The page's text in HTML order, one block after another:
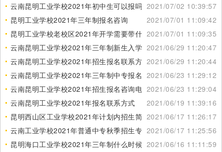
云南昆明工业学校2021年初中生可以报吗 2021/07/02 10:39:57
昆明工业学校2021年三年制报名咨询
2021/07/01 11:09:42
昆明工业学校老校区2021年开学需要带什么2021/07/01 11:09:35
云南昆明工业学校2021年三年制新生入学须知2021/06/29 11:20:47
云南昆明工业学校2021年招生报名联系方式2021/06/29 11:20:44
云南昆明工业学校2021年三年制中专报名流程2021/06/23 11:29:12
云南昆明工业学校2021年招生报名咨询电话2021/06/23 11:29:04
云南昆明工业学校2021年报名联系方式
2021/06/19 11:39:16
昆明西山区工业学校2021年计划内招生简章2021/06/17 11:26:17
云南工业学校2021年普通中专秋季招生专业2021/06/17 11:25:56
昆明海口工业学校2021年三年制什么时候报名2021/06/16 11:11:59